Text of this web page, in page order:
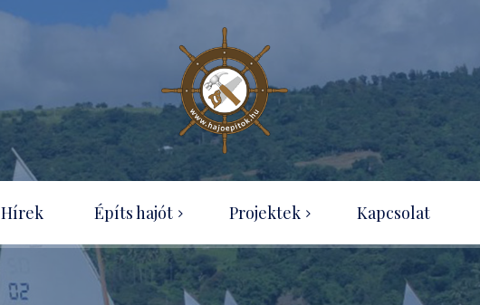
Hírek Építs hajót
Hajótípusok
Útmutatók rendelése
Projektek
Wood-canvas kenu
Ness Boat projekt
Kapcsolat